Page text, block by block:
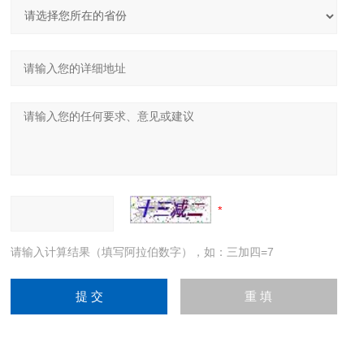
请输入计算结果（填写阿拉伯数字），如：三加四=7